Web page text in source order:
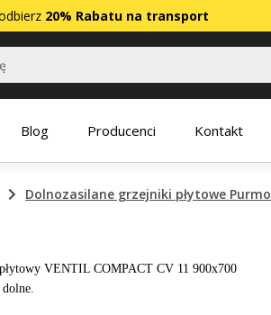
20% Rabatu na transport
Blog Producenci Kontakt
Dolnozasilane grzejniki płytowe Purmo
VENTIL COMPACT CV 11 900x700
dolne.